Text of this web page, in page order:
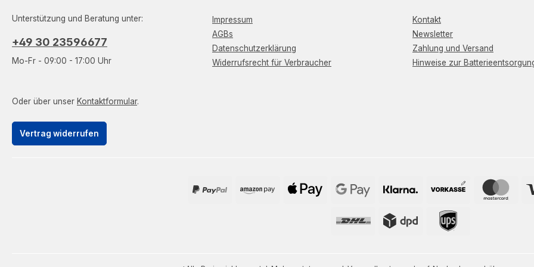
Unterstützung und Beratung unter:
+49 30 23596677
Mo-Fr - 09:00 - 17:00 Uhr
Oder über unser Kontaktformular.
Vertrag widerrufen
Impressum
AGBs
Datenschutzerklärung
Widerrufsrecht für Verbraucher
Kontakt
Newsletter
Zahlung und Versand
Hinweise zur